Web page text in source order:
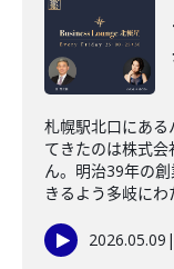
札幌駅北口にあ
てきたのは株式
ん。明治39年の
きるよう多岐にわ
2026.05.09 |